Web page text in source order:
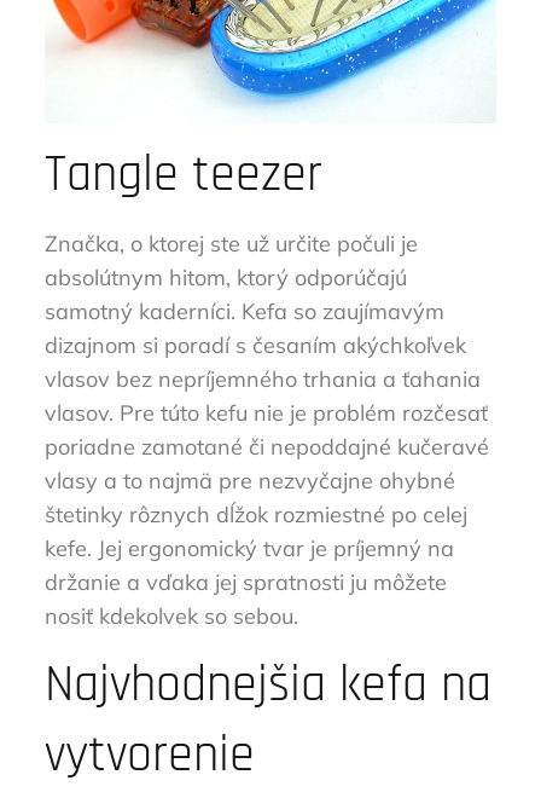
Tangle teezer
Značka, o ktorej ste už určite počuli je
absolútnym hitom, ktorý odporúčajú
samotný kaderníci. Kefa so zaujímavým
dizajnom si poradí s česaním akýchkoľvek
vlasov bez nepríjemného trhania a ťahania
vlasov. Pre túto kefu nie je problém rozčesať
poriadne zamotané či nepoddajné kučeravé
vlasy a to najmä pre nezvyčajne ohybné
štetinky rôznych dĺžok rozmiestné po celej
kefe. Jej ergonomický tvar je príjemný na
držanie a vďaka jej spratnosti ju môžete
nosiť kdekolvek so sebou.
Najvhodnejšia kefa na
vytvorenie